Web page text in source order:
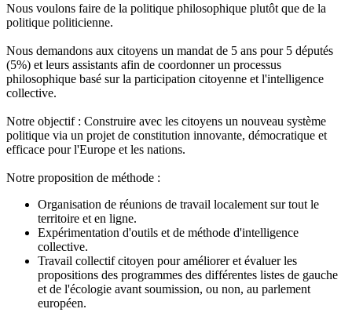
Nous voulons faire de la politique philosophique plutôt que de la
politique politicienne.
Nous demandons aux citoyens un mandat de 5 ans pour 5 députés
(5%) et leurs assistants afin de coordonner un processus
philosophique basé sur la participation citoyenne et l'intelligence
collective.
Notre objectif : Construire avec les citoyens un nouveau système
politique via un projet de constitution innovante, démocratique et
efficace pour l'Europe et les nations.
Notre proposition de méthode :
Organisation de réunions de travail localement sur tout le
territoire et en ligne.
Expérimentation d'outils et de méthode d'intelligence
collective.
Travail collectif citoyen pour améliorer et évaluer les
propositions des programmes des différentes listes de gauche
et de l'écologie avant soumission, ou non, au parlement
européen.